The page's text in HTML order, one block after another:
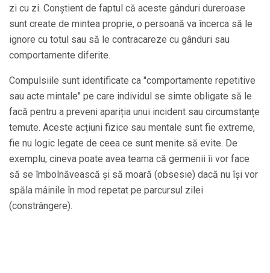
zi cu zi. Conștient de faptul că aceste gânduri dureroase
sunt create de mintea proprie, o persoană va încerca să le
ignore cu totul sau să le contracareze cu gânduri sau
comportamente diferite.
Compulsiile sunt identificate ca "comportamente repetitive
sau acte mintale" pe care individul se simte obligate să le
facă pentru a preveni apariția unui incident sau circumstanțe
temute. Aceste acțiuni fizice sau mentale sunt fie extreme,
fie nu logic legate de ceea ce sunt menite să evite. De
exemplu, cineva poate avea teama că germenii îi vor face
să se îmbolnăvească și să moară (obsesie) dacă nu își vor
spăla mâinile în mod repetat pe parcursul zilei
(constrângere).